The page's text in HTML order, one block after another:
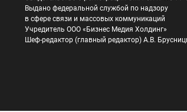
Выдано федеральной службой по надзору
в сфере связи и массовых коммуникаций
Учредитель ООО «Бизнес Медия Холдинг»
Шеф-редактор (главный редактор) А.В.